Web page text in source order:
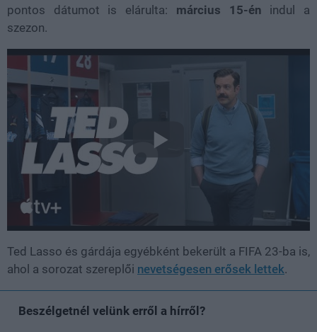
pontos dátumot is elárulta: március 15-én indul a
szezon.
Ted Lasso és gárdája egyébként bekerült a FIFA 23-ba is,
ahol a sorozat szereplői nevetségesen erősek lettek.
Beszélgetnél velünk erről a hírről?